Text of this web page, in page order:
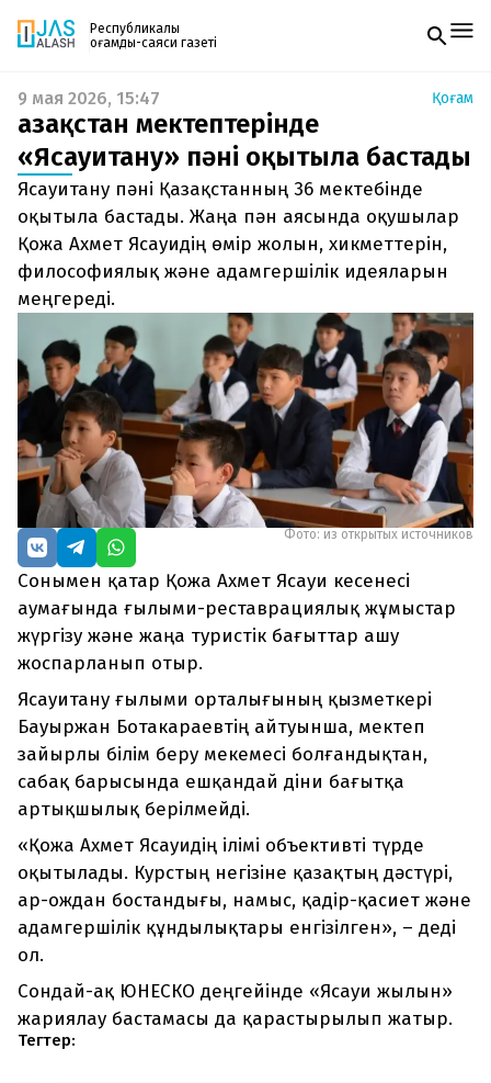
Республикалық
қоғамдық-саяси газеті
Жаңалықтар
Спорт
Live
Руханият
Аймақ
Архив
Заң және тәртіп
Редакциямен байланыс
+7 708 604 51 06
Жарнама бөлімі
+7 701 220 64 52
Пошта
zhasalash100@gmail.com
Газетке жазылу
PDF форматтағы газетті ай сайын электронды
поштаңызға алып отырыңыз. Жаңа нөмір
шыққан сәтте сізге бірден жіберіледі. Тек email
енгізіңіз, біз қалғанын өзіміз жібереміз.
9 мая 2026, 15:47 Қоғам
Қазақстан мектептерінде
«Ясауитану» пәні оқытыла бастады
Ясауитану пәні Қазақстанның 36 мектебінде
оқытыла бастады. Жаңа пән аясында оқушылар
Қожа Ахмет Ясауидің өмір жолын, хикметтерін,
философиялық және адамгершілік идеяларын
меңгереді.
Фото: из открытых источников
Сонымен қатар Қожа Ахмет Ясауи кесенесі
аумағында ғылыми-реставрациялық жұмыстар
жүргізу және жаңа туристік бағыттар ашу
жоспарланып отыр.
Ясауитану ғылыми орталығының қызметкері
Бауыржан Ботакараевтің айтуынша, мектеп
зайырлы білім беру мекемесі болғандықтан,
сабақ барысында ешқандай діни бағытқа
артықшылық берілмейді.
«Қожа Ахмет Ясауидің ілімі объективті түрде
оқытылады. Курстың негізіне қазақтың дәстүрі,
ар-ождан бостандығы, намыс, қадір-қасиет және
адамгершілік құндылықтары енгізілген», – деді
ол.
Сондай-ақ ЮНЕСКО деңгейінде «Ясауи жылын»
жариялау бастамасы да қарастырылып жатыр.
Тегтер: